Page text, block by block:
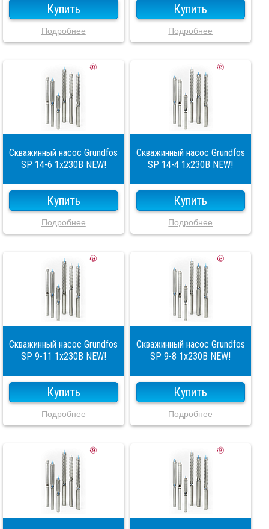
Купить
Подробнее
Купить
Подробнее
Скважинный насос Grundfos
SP 14-6 1x230В NEW!
Купить
Подробнее
Скважинный насос Grundfos
SP 14-4 1x230В NEW!
Купить
Подробнее
Скважинный насос Grundfos
SP 9-11 1x230В NEW!
Купить
Подробнее
Скважинный насос Grundfos
SP 9-8 1x230В NEW!
Купить
Подробнее